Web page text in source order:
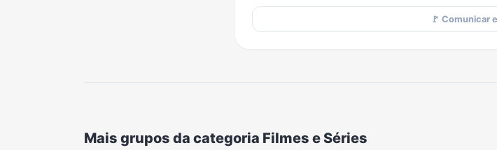
🚩 Comunicar
Mais grupos da categoria Filmes e Séries